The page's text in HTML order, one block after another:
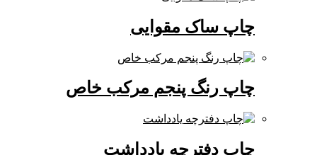
چاپ ساک مقوایی
چاپ رنگ پنجم مرکب خاص
چاپ دفترچه یادداشت